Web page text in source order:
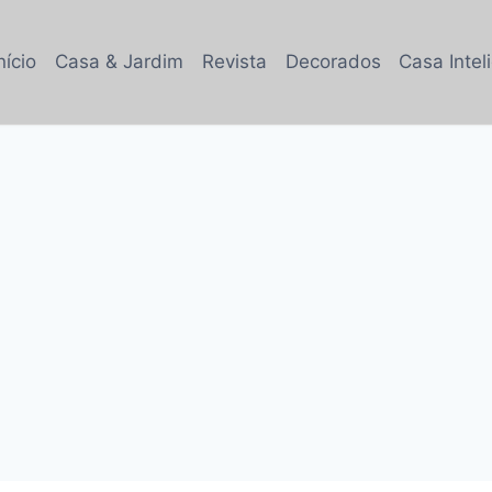
Casa & Jardim Revista Decorados Casa